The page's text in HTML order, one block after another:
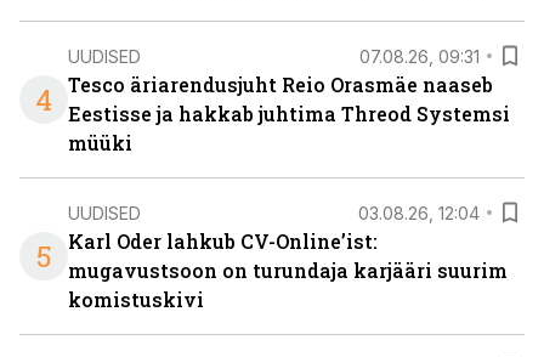
4
UUDISED 07.08.26, 09:31
Tesco äriarendusjuht Reio Orasmäe naaseb
Eestisse ja hakkab juhtima Threod Systemsi
müüki
5
UUDISED 03.08.26, 12:04
Karl Oder lahkub CV-Online’ist:
mugavustsoon on turundaja karjääri suurim
komistuskivi